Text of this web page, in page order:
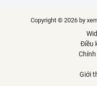
Copyright © 2026 by
Điều
Giới